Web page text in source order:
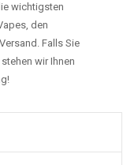
wichtigsten
den
Falls Sie
wir Ihnen